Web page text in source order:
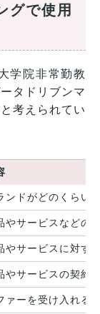
グで使用
学院非常勤教
タドリブンマ
考えられてい
ンドがどのくらい
やサービスなどの
やサービスに対す
やサービスの契約
ァーを受け入れる